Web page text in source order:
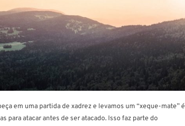
em uma partida de xadrez e levamos um “xeque-mate” é
para atacar antes de ser atacado. Isso faz parte do